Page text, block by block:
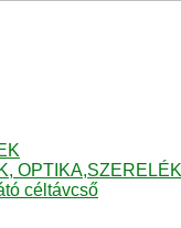
céltávcső